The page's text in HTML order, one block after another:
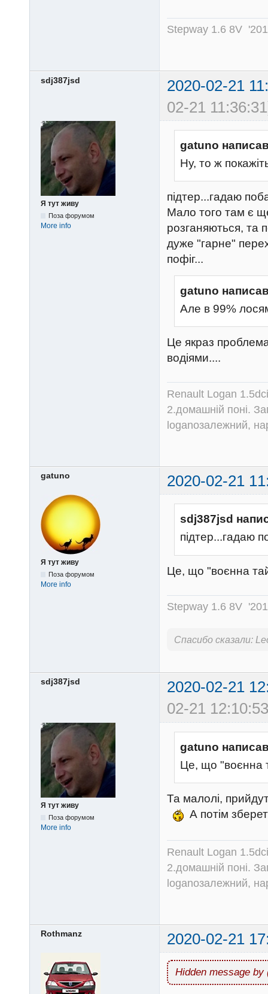
Stepway 1.6 8V
sdj387jsd
2020-02-21
02-21
Я тут живу
Поза форумом
More info
gatuno
Ну, то ж
підтер...гадаю
Мало того там є
розганяються, та
дуже "гарне"
пофіг...
gatuno
Але в 99%
Це якраз
водіями....
Renault Logan
2.домашній поні.
loganозалежний,
gatuno 2020-02-21
Я тут живу
Поза форумом
More info
sdj387jsd
підтер...гадаю
Це, що "воєнна
Stepway 1.6 8V
Спасибо сказали:
sdj387jsd
2020-02-21
02-21
Я тут живу
Поза форумом
More info
gatuno
Це, що "воєнна
Та малолі,
А потім
Renault Logan
2.домашній поні.
loganозалежний,
Rothmanz 2020-02-21
Hidden message by